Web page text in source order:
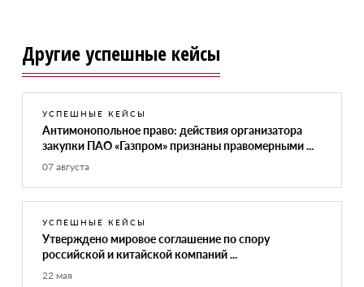
Другие успешные кейсы
УСПЕШНЫЕ КЕЙСЫ
Антимонопольное право: действия организатора
закупки ПАО «Газпром» признаны правомерными ...
07 августа
УСПЕШНЫЕ КЕЙСЫ
Утверждено мировое соглашение по спору
российской и китайской компаний ...
22 мая